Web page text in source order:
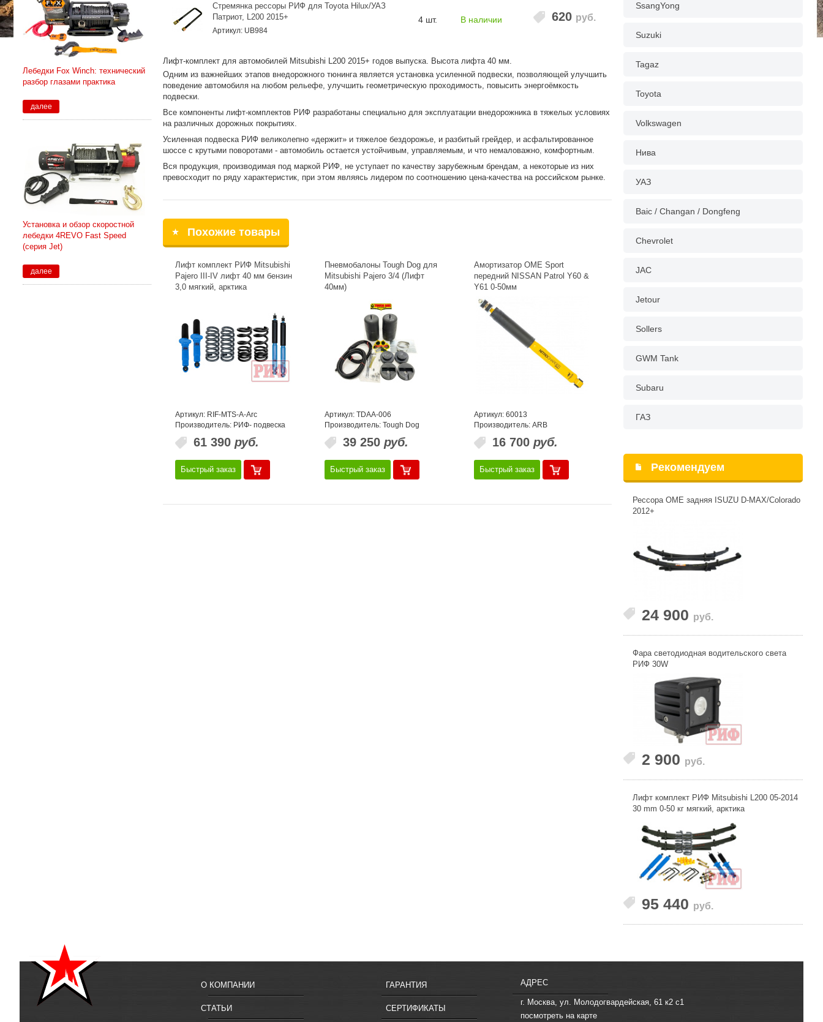
Лебедки Fox Winch: технический
разбор глазами практика
далее
Установка и обзор скоростной
лебедки 4REVO Fast Speed
(серия Jet)
далее
Стремянка рессоры РИФ для Toyota Hilux/УАЗ
Патриот, L200 2015+
Артикул: UB984
4 шт. В наличии 620 руб.
Лифт-комплект для автомобилей Mitsubishi L200 2015+ годов выпуска. Высота лифта 40 мм.
Одним из важнейших этапов внедорожного тюнинга является установка усиленной подвески, позволяющей улучшить
поведение автомобиля на любом рельефе, улучшить геометрическую проходимость, повысить энергоёмкость
подвески.
Все компоненты лифт-комплектов РИФ разработаны специально для эксплуатации внедорожника в тяжелых условиях
на различных дорожных покрытиях.
Усиленная подвеска РИФ великолепно «держит» и тяжелое бездорожье, и разбитый грейдер, и асфальтированное
шоссе с крутыми поворотами - автомобиль остается устойчивым, управляемым, и что немаловажно, комфортным.
Вся продукция, производимая под маркой РИФ, не уступает по качеству зарубежным брендам, а некоторые из них
превосходит по ряду характеристик, при этом являясь лидером по соотношению цена-качества на российском рынке.
Похожие товары
Лифт комплект РИФ Mitsubishi
Pajero III-IV лифт 40 мм бензин
3,0 мягкий, арктика
Артикул: RIF-MTS-A-Arc
Производитель: РИФ- подвеска
61 390 руб.
Быстрый заказ
Пневмобалоны Tough Dog для
Mitsubishi Pajero 3/4 (Лифт
40мм)
Артикул: TDAA-006
Производитель: Tough Dog
39 250 руб.
Быстрый заказ
Амортизатор OME Sport
передний NISSAN Patrol Y60 &
Y61 0-50мм
Артикул: 60013
Производитель: ARB
16 700 руб.
Быстрый заказ
SsangYong
Suzuki
Tagaz
Toyota
Volkswagen
Нива
УАЗ
Baic / Changan / Dongfeng
Chevrolet
JAC
Jetour
Sollers
GWM Tank
Subaru
ГАЗ
Рекомендуем
Рессора OME задняя ISUZU D-MAX/Colorado
2012+
24 900 руб.
Фара светодиодная водительского света
РИФ 30W
2 900 руб.
Лифт комплект РИФ Mitsubishi L200 05-2014
30 mm 0-50 кг мягкий, арктика
95 440 руб.
О КОМПАНИИ
СТАТЬИ
ГАРАНТИЯ
СЕРТИФИКАТЫ
АДРЕС
г. Москва, ул. Молодогвардейская, 61 к2 с1
посмотреть на карте